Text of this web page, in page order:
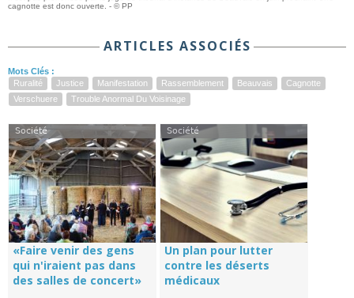
cagnotte est donc ouverte. - © PP
ARTICLES ASSOCIÉS
Mots Clés :
Ruralité
Justice Manifestation Rassemblement Beauvais
Cagnotte
Verschuere
Trouble Anormal Du Voisinage
Société
«Faire venir des gens
qui n'iraient pas dans
des salles de concert»
Société
Un plan pour lutter
contre les déserts
médicaux